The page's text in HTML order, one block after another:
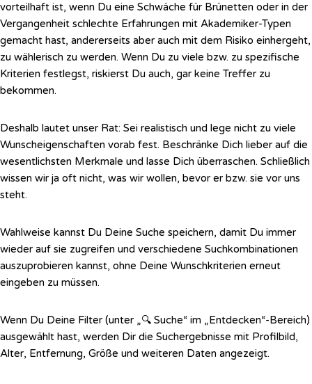
vorteilhaft ist, wenn Du eine Schwäche für Brünetten oder in der
Vergangenheit schlechte Erfahrungen mit Akademiker-Typen
gemacht hast, andererseits aber auch mit dem Risiko einhergeht,
zu wählerisch zu werden. Wenn Du zu viele bzw. zu spezifische
Kriterien festlegst, riskierst Du auch, gar keine Treffer zu
bekommen.
Deshalb lautet unser Rat: Sei realistisch und lege nicht zu viele
Wunscheigenschaften vorab fest. Beschränke Dich lieber auf die
wesentlichsten Merkmale und lasse Dich überraschen. Schließlich
wissen wir ja oft nicht, was wir wollen, bevor er bzw. sie vor uns
steht.
Wahlweise kannst Du Deine Suche speichern, damit Du immer
wieder auf sie zugreifen und verschiedene Suchkombinationen
auszuprobieren kannst, ohne Deine Wunschkriterien erneut
eingeben zu müssen.
Wenn Du Deine Filter (unter „🔍 Suche“ im „Entdecken“-Bereich)
ausgewählt hast, werden Dir die Suchergebnisse mit Profilbild,
Alter, Entfernung, Größe und weiteren Daten angezeigt.